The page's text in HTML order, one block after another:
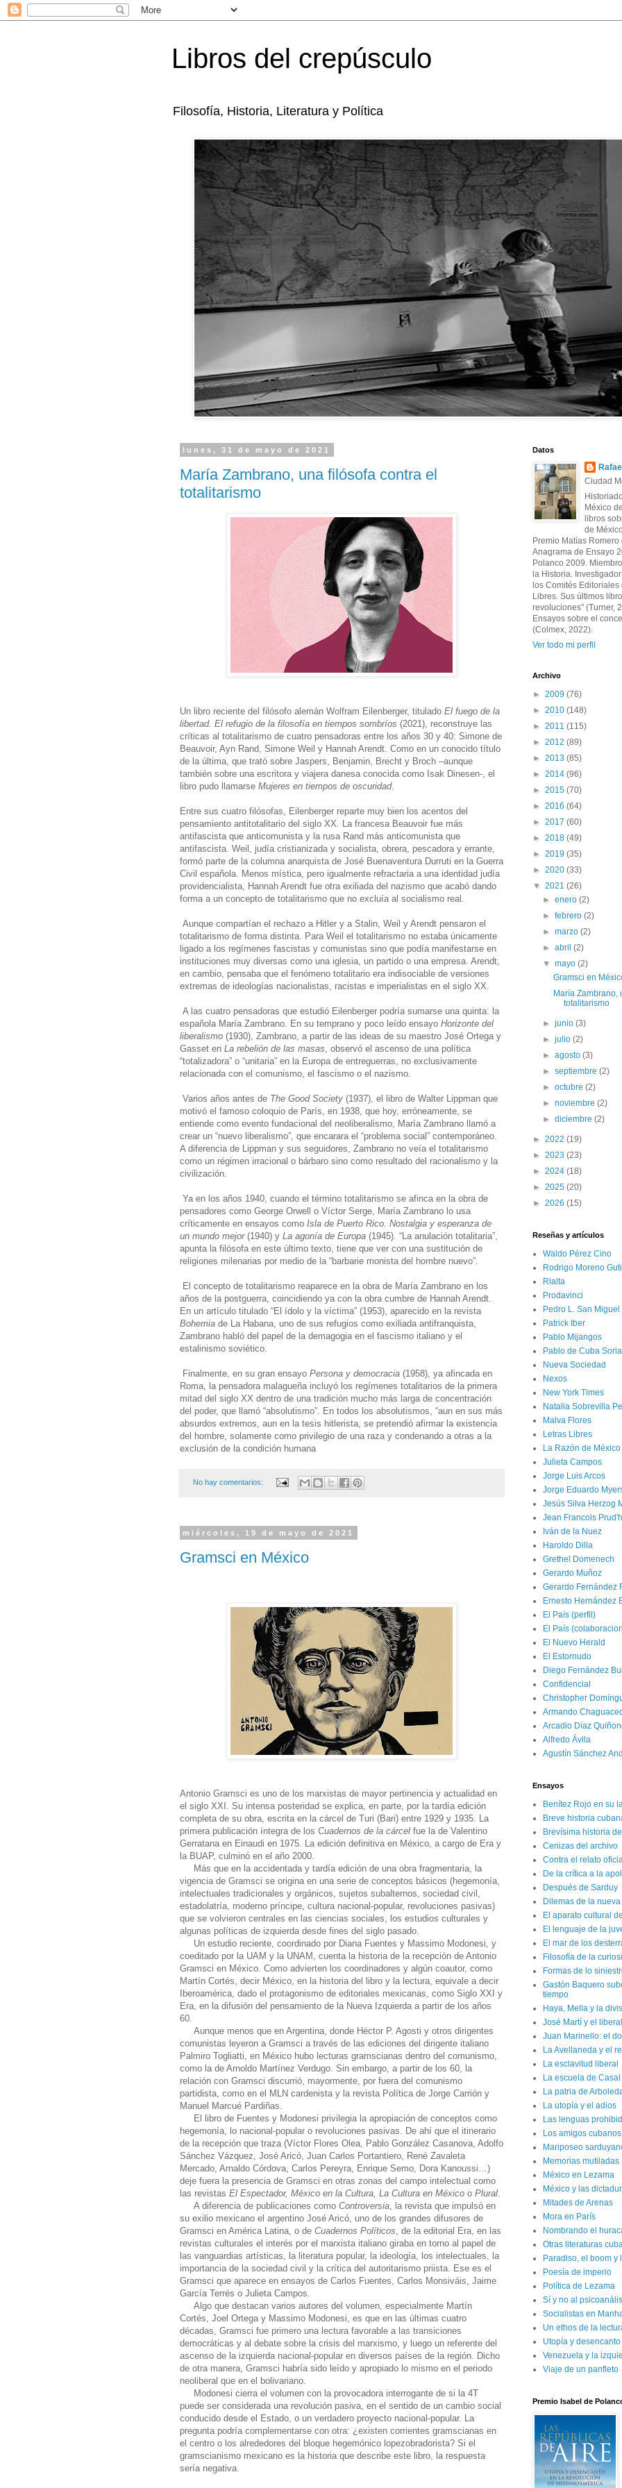
Libros del crepúsculo
Filosofía, Historia, Literatura y Política
lunes, 31 de mayo de 2021
María Zambrano, una filósofa contra el
totalitarismo
Un libro reciente del filósofo alemán Wolfram Eilenberger, titulado El fuego de la
libertad. El refugio de la filosofía en tiempos sombríos (2021), reconstruye las
críticas al totalitarismo de cuatro pensadoras entre los años 30 y 40: Simone de
Beauvoir, Ayn Rand, Simone Weil y Hannah Arendt. Como en un conocido título
de la última, que trató sobre Jaspers, Benjamin, Brecht y Broch –aunque
también sobre una escritora y viajera danesa conocida como Isak Dinesen-, el
libro pudo llamarse Mujeres en tiempos de oscuridad.
Entre sus cuatro filósofas, Eilenberger reparte muy bien los acentos del
pensamiento antitotalitario del siglo XX. La francesa Beauvoir fue más
antifascista que anticomunista y la rusa Rand más anticomunista que
antifascista. Weil, judía cristianizada y socialista, obrera, pescadora y errante,
formó parte de la columna anarquista de José Buenaventura Durruti en la Guerra
Civil española. Menos mística, pero igualmente refractaria a una identidad judía
providencialista, Hannah Arendt fue otra exiliada del nazismo que acabó dando
forma a un concepto de totalitarismo que no excluía al socialismo real.
Aunque compartían el rechazo a Hitler y a Stalin, Weil y Arendt pensaron el
totalitarismo de forma distinta. Para Weil el totalitarismo no estaba únicamente
ligado a los regímenes fascistas y comunistas sino que podía manifestarse en
instituciones muy diversas como una iglesia, un partido o una empresa. Arendt,
en cambio, pensaba que el fenómeno totalitario era indisociable de versiones
extremas de ideologías nacionalistas, racistas e imperialistas en el siglo XX.
A las cuatro pensadoras que estudió Eilenberger podría sumarse una quinta: la
española María Zambrano. En su temprano y poco leído ensayo Horizonte del
liberalismo (1930), Zambrano, a partir de las ideas de su maestro José Ortega y
Gasset en La rebelión de las masas , observó el ascenso de una política
“totalizadora” o “unitaria” en la Europa de entreguerras, no exclusivamente
relacionada con el comunismo, el fascismo o el nazismo.
Varios años antes de The Good Society (1937), el libro de Walter Lippman que
motivó el famoso coloquio de París, en 1938, que hoy, erróneamente, se
entiende como evento fundacional del neoliberalismo, María Zambrano llamó a
crear un “nuevo liberalismo”, que encarara el “problema social” contemporáneo.
A diferencia de Lippman y sus seguidores, Zambrano no veía el totalitarismo
como un régimen irracional o bárbaro sino como resultado del racionalismo y la
civilización.
Ya en los años 1940, cuando el término totalitarismo se afinca en la obra de
pensadores como George Orwell o Víctor Serge, María Zambrano lo usa
críticamente en ensayos como Isla de Puerto Rico. Nostalgia y esperanza de
un mundo mejor(1940) y La agonía de Europa (1945). “La anulación totalitaria”,
apunta la filósofa en este último texto, tiene que ver con una sustitución de
religiones milenarias por medio de la “barbarie monista del hombre nuevo”.
El concepto de totalitarismo reaparece en la obra de María Zambrano en los
años de la postguerra, coincidiendo ya con la obra cumbre de Hannah Arendt.
En un artículo titulado “El ídolo y la víctima” (1953), aparecido en la revista
Bohemia de La Habana, uno de sus refugios como exiliada antifranquista,
Zambrano habló del papel de la demagogia en el fascismo italiano y el
estalinismo soviético.
Finalmente, en su gran ensayo Persona y democracia (1958), ya afincada en
Roma, la pensadora malagueña incluyó los regímenes totalitarios de la primera
mitad del siglo XX dentro de una tradición mucho más larga de concentración
del poder, que llamó “absolutismo”. En todos los absolutismos, “aun en sus más
absurdos extremos, aun en la tesis hitlerista, se pretendió afirmar la existencia
del hombre, solamente como privilegio de una raza y condenando a otras a la
exclusión de la condición humana
No hay comentarios:
miércoles, 19 de mayo de 2021
Gramsci en México
Antonio Gramsci es uno de los marxistas de mayor pertinencia y actualidad en
el siglo XXI. Su intensa posteridad se explica, en parte, por la tardía edición
completa de su obra, escrita en la cárcel de Turi (Bari) entre 1929 y 1935. La
primera publicación íntegra de los Cuadernos de la cárcel fue la de Valentino
Gerratana en Einaudi en 1975. La edición definitiva en México, a cargo de Era y
la BUAP, culminó en el año 2000.
Más que en la accidentada y tardía edición de una obra fragmentaria, la
vigencia de Gramsci se origina en una serie de conceptos básicos (hegemonía,
intelectuales tradicionales y orgánicos, sujetos subalternos, sociedad civil,
estadolatría, moderno príncipe, cultura nacional-popular, revoluciones pasivas)
que se volvieron centrales en las ciencias sociales, los estudios culturales y
algunas políticas de izquierda desde fines del siglo pasado.
Un estudio reciente, coordinado por Diana Fuentes y Massimo Modonesi, y
coeditado por la UAM y la UNAM, cuenta la historia de la recepción de Antonio
Gramsci en México. Como advierten los coordinadores y algún coautor, como
Martín Cortés, decir México, en la historia del libro y la lectura, equivale a decir
Iberoamérica, dado el protagonismo de editoriales mexicanas, como Siglo XXI y
Era, en la difusión del pensamiento de la Nueva Izquierda a partir de los años
60.
Aunque menos que en Argentina, donde Héctor P. Agosti y otros dirigentes
comunistas leyeron a Gramsci a través de las ediciones del dirigente italiano
Palmiro Togliatti, en México hubo lecturas gramscianas dentro del comunismo,
como la de Arnoldo Martínez Verdugo. Sin embargo, a partir de los 60, la
relación con Gramsci discurrió, mayormente, por fuera del comunismo
partidista, como en el MLN cardenista y la revista Política de Jorge Carrión y
Manuel Marcué Pardiñas.
El libro de Fuentes y Modonesi privilegia la apropiación de conceptos como
hegemonía, lo nacional-popular o revoluciones pasivas. De ahí que el itinerario
de la recepción que traza (Víctor Flores Olea, Pablo González Casanova, Adolfo
Sánchez Vázquez, José Aricó, Juan Carlos Portantiero, René Zavaleta
Mercado, Arnaldo Córdova, Carlos Pereyra, Enrique Semo, Dora Kanoussi…)
deje fuera la presencia de Gramsci en otras zonas del campo intelectual como
las revistas El Espectador, México en la Cultura, La Cultura en México o Plural
A diferencia de publicaciones como Controversia , la revista que impulsó en
su exilio mexicano el argentino José Aricó, uno de los grandes difusores de
Gramsci en América Latina, o de Cuadernos Políticos , de la editorial Era, en las
revistas culturales el interés por el marxista italiano giraba en torno al papel de
las vanguardias artísticas, la literatura popular, la ideología, los intelectuales, la
importancia de la sociedad civil y la crítica del autoritarismo priista. Ese es el
Gramsci que aparece en ensayos de Carlos Fuentes, Carlos Monsiváis, Jaime
García Terrés o Julieta Campos.
Algo que destacan varios autores del volumen, especialmente Martín
Cortés, Joel Ortega y Massimo Modonesi, es que en las últimas cuatro
décadas, Gramsci fue primero una lectura favorable a las transiciones
democráticas y al debate sobre la crisis del marxismo, y luego un referente del
ascenso de la izquierda nacional-popular en diversos países de la región. Dicho
de otra manera, Gramsci habría sido leído y apropiado lo mismo en el periodo
neoliberal que en el bolivariano.
Modonesi cierra el volumen con la provocadora interrogante de si la 4T
puede ser considerada una revolución pasiva, en el sentido de un cambio social
conducido desde el Estado, o un verdadero proyecto nacional-popular. La
pregunta podría complementarse con otra: ¿existen corrientes gramscianas en
el centro o los alrededores del bloque hegemónico lopezobradorista? Si el
gramscianismo mexicano es la historia que describe este libro, la respuesta
sería negativa.
Datos
Ciudad
México
libros
de
Premio Matías
Anagrama de Ensayo
Polanco 2009.
la Historia.
los Comités
Libres. Sus últimos
revoluciones" (Turner,
Ensayos sobre el
(Colmex, 2022).
Ver todo mi perfil
Archivo
► 2009 (76)
► 2010 (148)
► 2011 (115)
► 2012 (89)
► 2013 (85)
► 2014 (96)
► 2015 (70)
► 2016 (64)
► 2017 (60)
► 2018 (49)
► 2019 (35)
► 2020 (33)
▼ 2021 (26)
►enero(2)
►febrero(2)
►marzo(2)
►abril(2)
▼mayo(2)
Gramsci en
María Zambrano,
totalitarismo
►junio(3)
►julio(2)
►agosto(3)
►septiembre(2)
►octubre(2)
►noviembre(2)
►diciembre(2)
► 2022 (19)
► 2023 (23)
► 2024 (18)
► 2025 (20)
► 2026 (15)
Reseñas y artículos
Waldo Pérez Cino
Rodrigo Moreno
Rialta
Prodavinci
Pedro L. San Miguel
Patrick Iber
Pablo Mijangos
Pablo de Cuba Soria
Nueva Sociedad
Nexos
New York Times
Natalia Sobrevilla
Malva Flores
Letras Libres
La Razón de México
Julieta Campos
Jorge Luis Arcos
Jorge Eduardo
Jesús Silva Herzog
Jean Francois
Iván de la Nuez
Haroldo Dilla
Grethel Domenech
Gerardo Muñoz
Gerardo Fernández
Ernesto Hernández
El País (perfil)
El País
El Nuevo Herald
El Estornudo
Diego Fernández
Confidencial
Christopher
Armando
Arcadio Díaz
Alfredo Ávila
Agustín Sánchez
Ensayos
Benítez Rojo en su
Breve historia
Brevísima historia
Cenizas del archivo
Contra el relato
De la crítica a la
Después de Sarduy
Dilemas de la
El aparato cultural
El lenguaje de la
El mar de los
Filosofía de la
Formas de lo
Gastón Baquero
tiempo
Haya, Mella y la
José Martí y el
Juan Marinello: el
La Avellaneda y el
La esclavitud liberal
La escuela de Casal
La patria de
La utopía y el adios
Las lenguas
Los amigos
Mariposeo
Memorias mutiladas
México en Lezama
México y las
Mitades de Arenas
Mora en París
Nombrando el
Otras literaturas
Paradiso, el boom y
Poesía de imperio
Política de Lezama
Sí y no al
Socialistas en
Un ethos de la
Utopía y
Venezuela y la
Viaje de un panfleto
Premio Isabel de